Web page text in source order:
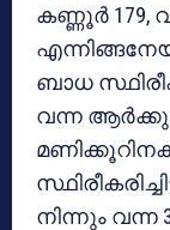
കണ്ണൂര്‍ 179,
ബാധ
വന്ന
നിന്നും